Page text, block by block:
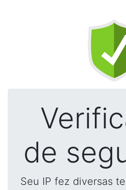
de
Seu IP fez diversas